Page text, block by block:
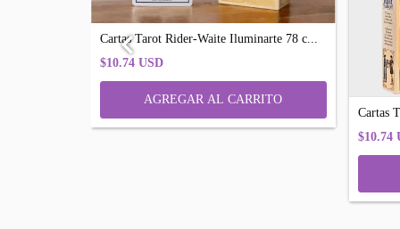
Cartas Tarot Rider-Waite Iluminarte 78 c...
$10.74 USD
Cartas
$10.74